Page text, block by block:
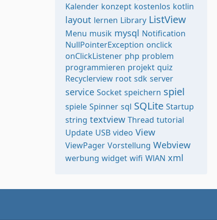
Kalender konzept kostenlos kotlin
layout lernen Library ListView
Menu musik mysql Notification
NullPointerException onclick
onClickListener php problem
programmieren projekt quiz
Recyclerview root sdk server
service Socket speichern spiel
spiele Spinner sql SQLite Startup
string textview Thread tutorial
Update USB video View
ViewPager Vorstellung Webview
werbung widget wifi WlAN xml